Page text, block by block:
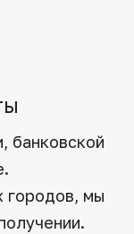
банковской
городов, мы